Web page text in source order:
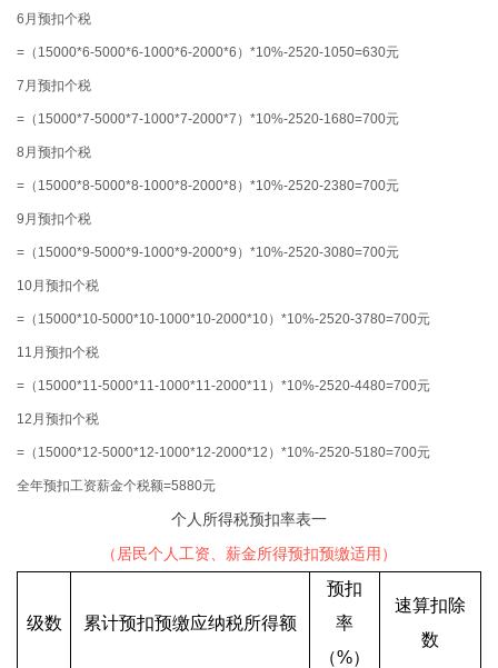
6月预扣个税
=（15000*6-5000*6-1000*6-2000*6）*10%-2520-1050=630元
7月预扣个税
=（15000*7-5000*7-1000*7-2000*7）*10%-2520-1680=700元
8月预扣个税
=（15000*8-5000*8-1000*8-2000*8）*10%-2520-2380=700元
9月预扣个税
=（15000*9-5000*9-1000*9-2000*9）*10%-2520-3080=700元
10月预扣个税
=（15000*10-5000*10-1000*10-2000*10）*10%-2520-3780=700元
11月预扣个税
=（15000*11-5000*11-1000*11-2000*11）*10%-2520-4480=700元
12月预扣个税
=（15000*12-5000*12-1000*12-2000*12）*10%-2520-5180=700元
全年预扣工资薪金个税额=5880元
个人所得税预扣率表一
（居民个人工资、薪金所得预扣预缴适用）
级数 累计预扣预缴应纳税所得额
预扣
率
（%）
速算扣除
数